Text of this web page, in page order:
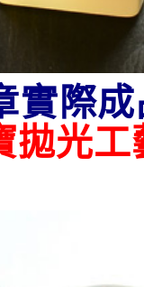
實際
拋光